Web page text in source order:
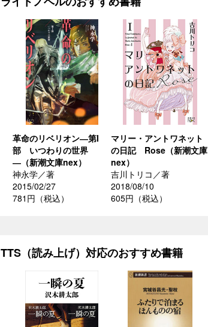
革命のリベリオン―第I
部 いつわりの世界
―（新潮文庫nex）
神永学／著
2015/02/27
781円（税込）
マリー・アントワネット
の日記 Rose（新潮文庫
nex）
吉川トリコ／著
2018/08/10
605円（税込）
TTS（読み上げ）対応のおすすめ書籍